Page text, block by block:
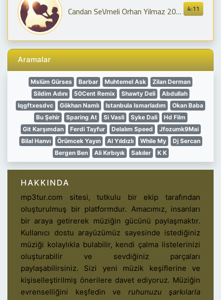
4:11
Candan SeVmeli Orhan Yilmaz 2018
Aramalar
Mslüm Gürses Barbar Muhtemel Ask
Zilan Derman
Sildim Adını
50Cent Remix Shawty Deli
Abdullah
Iqgftxesdvc
Gökhan Namlı Istanbula Ismarladım
Okan Baba
Bu Şehir
Sparing At Si Vasli Syke Dali
Hd Film
Git Karşımdan
Ferdi Tayfur Delalım Speed
Jfozumk9Mai
Bilal Hanvı
Örümcek Yayın Al Yıldızlı While My
Dj Sercan
Bergen Ben
Ali Kırbıyık Sakıler K K
HAKKINDA
mp3tur.com sitesi, tutkulu bir ekip tarafından
oluşturulmuş bir platformdur. Amacımız, insanları
bir araya getirerek müziğin gücünü paylaşmaktır.
Kullanıcı dostu arayüzümüz sayesinde istediğiniz
müziği kolaylıkla bulabilir, kendi çalma listelerinizi
oluşturabilir ve sevdiğiniz parçaları
paylaşabilirsiniz. Sizi yeni müzik keşiflerine ve
kişiselleştirilmiş önerilere davet ediyoruz. Müziğin
evrenselliğini keşfedin ve ruhunuzu şarkılarla